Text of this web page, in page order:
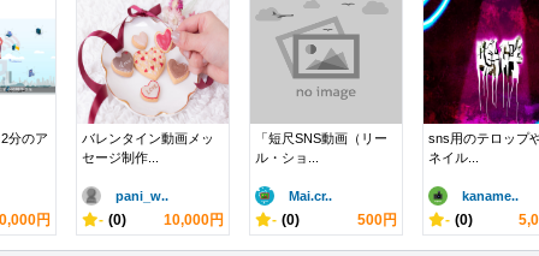
分のア
円
バレンタイン動画メッ
セージ制作...
pani_w..
- (0) 10,000円
「短尺SNS動画（リー
ル・ショ...
Mai.cr..
- (0) 500円
sns用のテロップ
ネイル...
kaname..
- (0)